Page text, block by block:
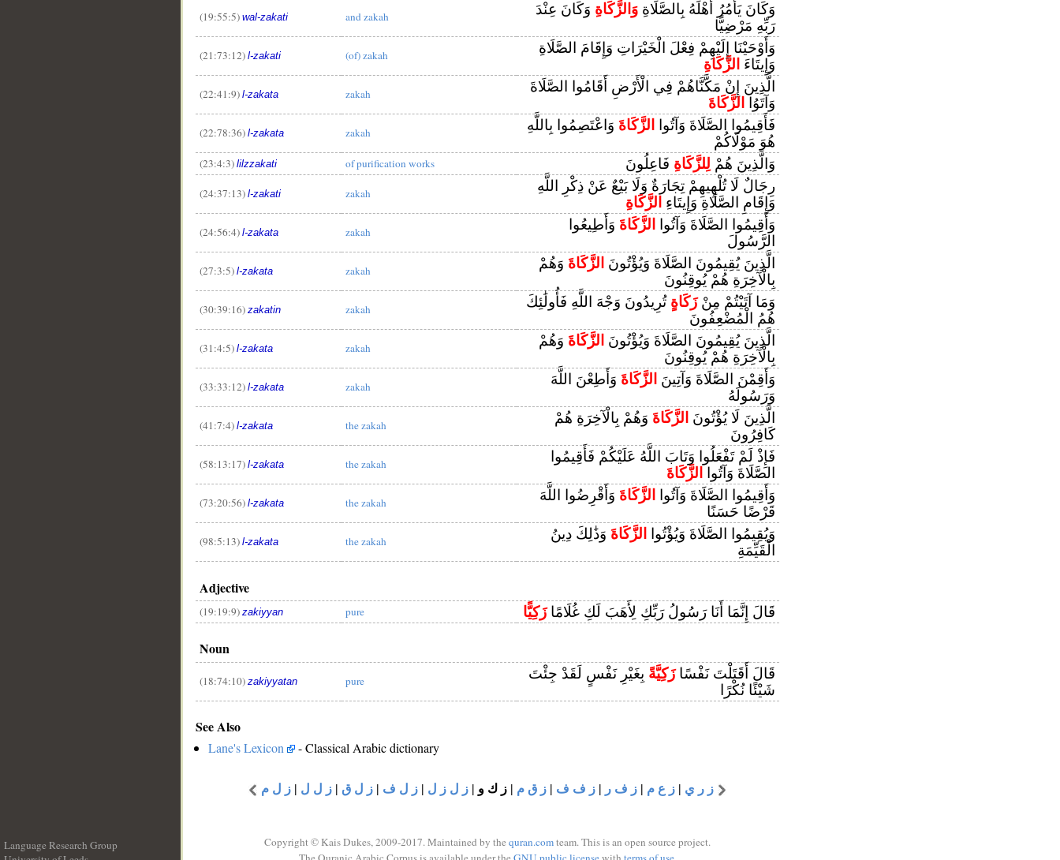
(19:55:5) wal-zakati and zakah وَكَانَ يَأْمُرُ أَهْلَهُ بِالصَّلَاةِ وَالزَّكَاةِ وَكَانَ عِنْدَ
رَبِّهِ مَرْضِيًّا
(21:73:12) l-zakati (of) zakah
وَأَوْحَيْنَا إِلَيْهِمْ فِعْلَ الْخَيْرَاتِ وَإِقَامَ الصَّلَاةِ
وَإِيتَاءَ الزَّكَاةِ
(22:41:9) l-zakata zakah
الَّذِينَ إِنْ مَكَّنَّاهُمْ فِي الْأَرْضِ أَقَامُوا الصَّلَاةَ
وَآتَوُا
الزَّكَاةَ
(22:78:36) l-zakata zakah فَأَقِيمُوا الصَّلَاةَ وَآتُوا الزَّكَاةَ وَاعْتَصِمُوا بِاللَّهِ
هُوَ مَوْلَاكُمْ
(23:4:3) lilzzakati of purification works وَالَّذِينَ هُمْ لِلزَّكَاةِ فَاعِلُونَ
(24:37:13) l-zakati zakah
رِجَالٌ لَا تُلْهِيهِمْ تِجَارَةٌ وَلَا بَيْعٌ عَنْ ذِكْرِ اللَّهِ
وَإِقَامِ الصَّلَاةِ وَإِيتَاءِ الزَّكَاةِ
(24:56:4) l-zakata zakah وَأَقِيمُوا الصَّلَاةَ وَآتُوا الزَّكَاةَ وَأَطِيعُوا
الرَّسُولَ
(27:3:5) l-zakata zakah الَّذِينَ يُقِيمُونَ الصَّلَاةَ وَيُؤْتُونَ الزَّكَاةَ وَهُمْ
بِالْآخِرَةِ هُمْ يُوقِنُونَ
(30:39:16) zakatin zakah وَمَا آتَيْتُمْ مِنْزَكَاةٍ تُرِيدُونَ وَجْهَ اللَّهِ فَأُولَٰئِكَ
هُمُ الْمُضْعِفُونَ
(31:4:5) l-zakata zakah الَّذِينَ يُقِيمُونَ الصَّلَاةَ وَيُؤْتُونَ الزَّكَاةَ وَهُمْ
بِالْآخِرَةِ هُمْ يُوقِنُونَ
(33:33:12) l-zakata zakah وَأَقِمْنَ الصَّلَاةَ وَآتِينَ الزَّكَاةَ وَأَطِعْنَ اللَّهَ
وَرَسُولَهُ
(41:7:4) l-zakata the zakah الَّذِينَ لَا يُؤْتُونَ الزَّكَاةَ وَهُمْ بِالْآخِرَةِ هُمْ
كَافِرُونَ
(58:13:17) l-zakata the zakah
فَإِذْ لَمْ تَفْعَلُوا وَتَابَ اللَّهُ عَلَيْكُمْ فَأَقِيمُوا
الصَّلَاةَ وَآتُوا
الزَّكَاةَ
(73:20:56) l-zakata the zakah وَأَقِيمُوا الصَّلَاةَ وَآتُوا الزَّكَاةَ وَأَقْرِضُوا اللَّهَ
قَرْضًا حَسَنًا
(98:5:13) l-zakata the zakah وَيُقِيمُوا الصَّلَاةَ وَيُؤْتُوا الزَّكَاةَ وَذَٰلِكَ دِينُ
الْقَيِّمَةِ
Adjective
(19:19:9) zakiyyan pure قَالَ إِنَّمَا أَنَا رَسُولُ رَبِّكِ لِأَهَبَ لَكِ غُلَامًازَكِيًّا
Noun
(18:74:10) zakiyyatan pure قَالَ أَقَتَلْتَ نَفْسًازَكِيَّةً بِغَيْرِ نَفْسٍ لَقَدْ جِئْتَ
شَيْئًا نُكْرًا
See Also
Lane's Lexicon - Classical Arabic dictionary
ز ر ي | ز ع م | ز ف ر | ز ف ف | ز ق م | ز ك و | ز ل ز ل | ز ل ف | ز ل ق | ز ل ل | ز ل م
Language Research Group
Copyright © Kais Dukes, 2009-2017. Maintained by the quran.comteam. This is an open source project.